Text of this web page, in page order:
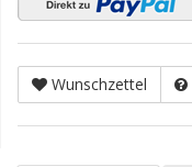
Wunschzettel